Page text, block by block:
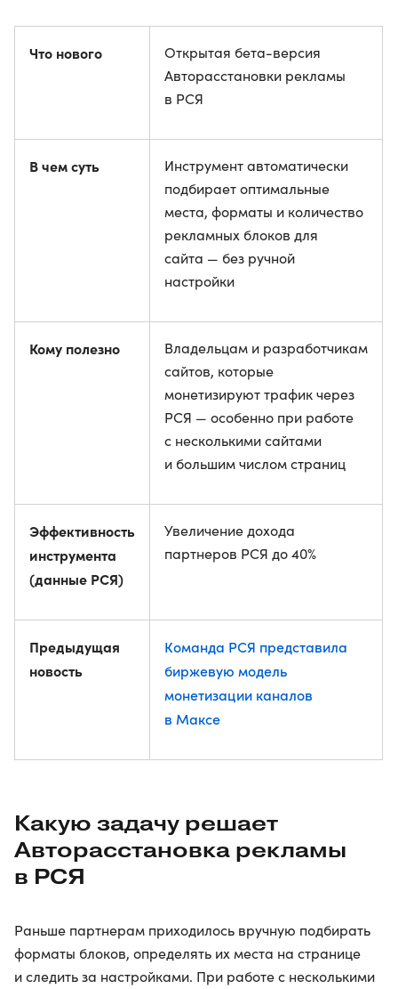
Что нового
Открытая бета-версия
Авторасстановки рекламы
в РСЯ
В чем суть
Инструмент автоматически
подбирает оптимальные
места, форматы и количество
рекламных блоков для
сайта — без ручной
настройки
Кому полезно
Владельцам и разработчикам
сайтов, которые
монетизируют трафик через
РСЯ — особенно при работе
с несколькими сайтами
и большим числом страниц
Эффективность
инструмента
(данные РСЯ)
Увеличение дохода
партнеров РСЯ до 40%
Предыдущая
новость
Команда РСЯ представила
биржевую модель
монетизации каналов
в Максе
Какую задачу решает
Авторасстановка рекламы
в РСЯ
Раньше партнерам приходилось вручную подбирать
форматы блоков, определять их места на странице
и следить за настройками. При работе с несколькими